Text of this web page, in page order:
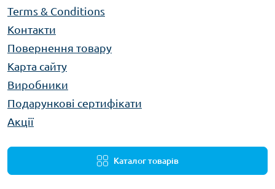
Terms & Conditions
Контакти
Повернення товару
Карта сайту
Виробники
Подарункові сертифікати
Акції
Каталог товарів